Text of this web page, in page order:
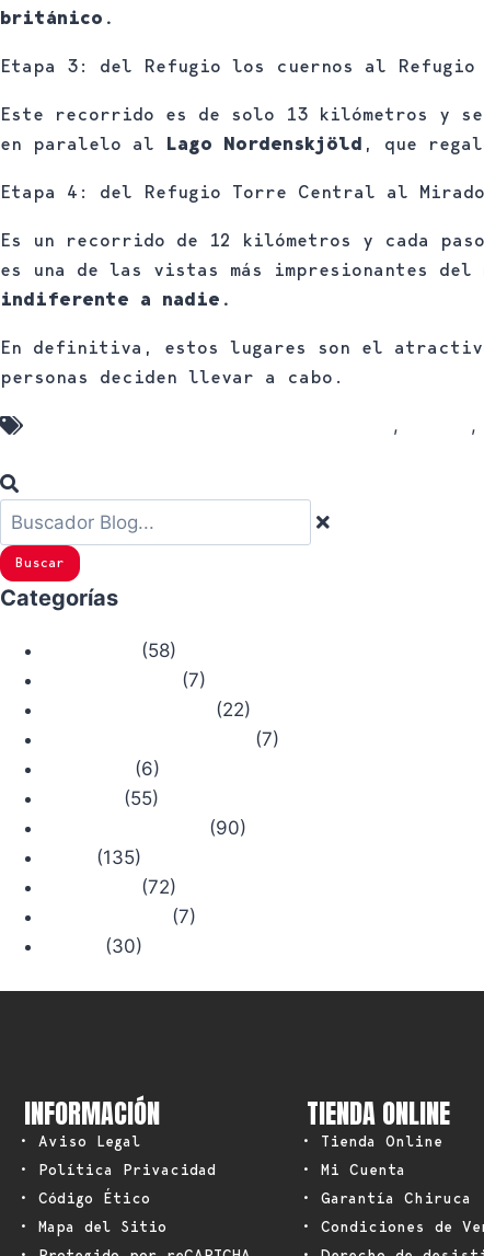
británico.
Etapa 3: del Refugio los cuernos al Refugio
Este recorrido es de solo 13 kilómetros y
en paralelo al Lago Nordenskjöld , que
Etapa 4: del Refugio Torre Central al
Es un recorrido de 12 kilómetros y cada
es una de las vistas más impresionantes del
indiferente a nadie.
En definitiva, estos lugares son el
personas deciden llevar a cabo.
, ,
Buscar
Categorías
(58)
(7)
(22)
(7)
(6)
(55)
(90)
(135)
(72)
(7)
(30)
INFORMACIÓN
• Aviso Legal
• Política Privacidad
• Código Ético
• Mapa del Sitio
TIENDA ONLINE
• Tienda Online
• Mi Cuenta
• Garantía Chiruca
• Condiciones de